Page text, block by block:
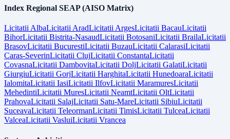
Index Regional SEAP (AISO Matrix)
LicitatiiAlbaLicitatiiAradLicitatiiArgesLicitatii BacauLicitatii
BihorLicitatii Bistrita-NasaudLicitatii BotosaniLicitatii BrailaLicitatii
BrasovLicitatii BucurestiLicitatii BuzauLicitatii CalarasiLicitatii
Caras-SeverinLicitatii ClujLicitatii ConstantaLicitatii
CovasnaLicitatii DambovitaLicitatii DoljLicitatii GalatiLicitatii
GiurgiuLicitatii GorjLicitatii HarghitaLicitatii HunedoaraLicitatii
IalomitaLicitatii IasiLicitatii IlfovLicitatii MaramuresLicitatii
MehedintiLicitatii MuresLicitatii NeamtLicitatii OltLicitatii
PrahovaLicitatii SalajLicitatii Satu-MareLicitatii SibiuLicitatii
SuceavaLicitatii TeleormanLicitatii TimisLicitatii TulceaLicitatii
ValceaLicitatii VasluiLicitatii Vrancea